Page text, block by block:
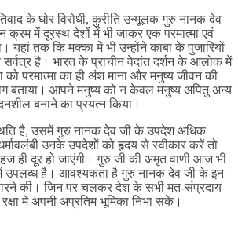
के घोर विरोधी, कुरीति उन्मूलक गुरु नानक देव
क्रम में दूरस्थ देशों में भी जाकर एक परमात्मा एवं
यहां तक कि मक्का में भी उन्होंने काबा के पुजारियों
सर्वत्र है। भारत के प्राचीन वेदांत दर्शन के आलोक में
परमात्मा का ही अंश माना और मनुष्य जीवन की
बताया। आपने मनुष्य को न केवल मनुष्य अपितु अन्य
बनाने का प्रयत्न किया।
है, उसमें गुरु नानक देव जी के उपदेश अधिक
उनके उपदेशों को हृदय से स्वीकार करें तो
ही दूर हो जाएंगी। गुरु जी की अमृत वाणी आज भी
उपलब्ध है। आवश्यकता है गुरु नानक देव जी के इन
की। जिन पर चलकर देश के सभी मत-संप्रदाय
में अपनी अप्रतिम भूमिका निभा सकें।